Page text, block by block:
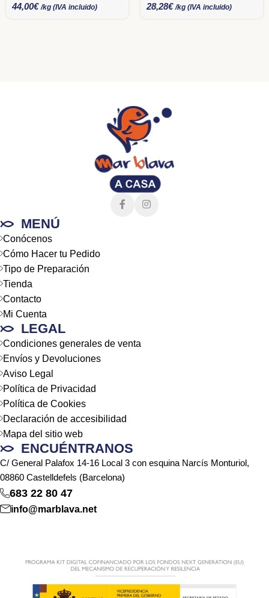
44,00€ /kg (IVA incluido) 28,28€ /kg (IVA incluido)
MENÚ
Conócenos
Cómo Hacer tu Pedido
Tipo de Preparación
Tienda
Contacto
Mi Cuenta
LEGAL
Condiciones generales de venta
Envíos y Devoluciones
Aviso Legal
Política de Privacidad
Política de Cookies
Declaración de accesibilidad
Mapa del sitio web
ENCUÉNTRANOS
C/ General Palafox 14-16 Local 3 con esquina Narcís Monturiol,
08860 Castelldefels (Barcelona)
683 22 80 47
info@marblava.net